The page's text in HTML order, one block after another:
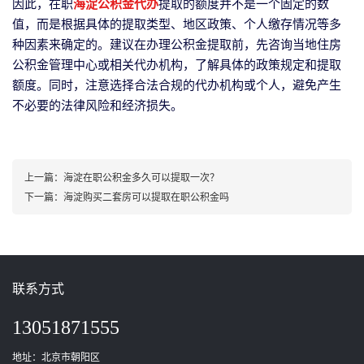
因此，在职海淀公积金代办提取的额度并不是一个固定的数
值，而是根据具体的提取类型、地区政策、个人缴存情况等多
种因素来确定的。建议在办理公积金提取前，先咨询当地住房
公积金管理中心或相关代办机构，了解具体的政策规定和提取
额度。同时，注意选择合法合规的代办机构或个人，避免产生
不必要的法律风险和经济损失。
上一篇： 海淀在职公积金多久可以提取一次？
下一篇： 海淀购买二套房可以提取在职公积金吗
联系方式
13051871555
地址：北京市朝阳区